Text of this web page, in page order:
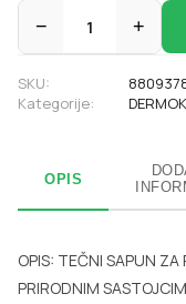
− 1 +
SKU:
Kategorije:
OPIS
OPIS: TEČNI SAPUN ZA
PRIRODNIM